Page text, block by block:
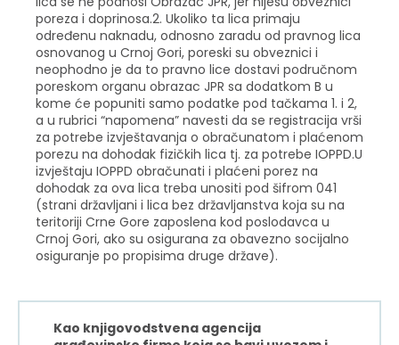
poreza i doprinosa.2. Ukoliko ta lica primaju
određenu naknadu, odnosno zaradu od pravnog lica
osnovanog u Crnoj Gori, poreski su obveznici i
neophodno je da to pravno lice dostavi područnom
poreskom organu obrazac JPR sa dodatkom B u
kome će popuniti samo podatke pod tačkama 1. i 2,
a u rubrici “napomena” navesti da se registracija vrši
za potrebe izvještavanja o obračunatom i plaćenom
porezu na dohodak fizičkih lica tj. za potrebe IOPPD.U
izvještaju IOPPD obračunati i plaćeni porez na
dohodak za ova lica treba unositi pod šifrom 041
(strani državljani i lica bez državljanstva koja su na
teritoriji Crne Gore zaposlena kod poslodavca u
Crnoj Gori, ako su osigurana za obavezno socijalno
osiguranje po propisima druge države).
Kao knjigovodstvena agencija